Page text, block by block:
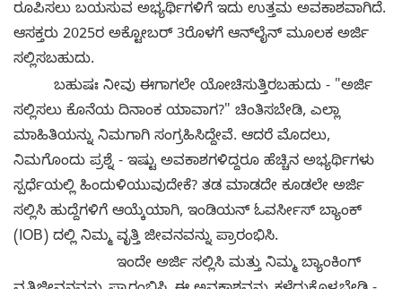
ರೂಪಿಸಲು ಬಯಸುವ ಅಭ್ಯರ್ಥಿಗಳಿಗೆ ಇದು ಉತ್ತಮ ಅವಕಾಶವಾಗಿದೆ.
ಆಸಕ್ತರು 2025ರ ಅಕ್ಟೋಬರ್ 3ರೊಳಗೆ ಆನ್‌ಲೈನ್ ಮೂಲಕ ಅರ್ಜಿ
ಸಲ್ಲಿಸಬಹುದು.
ಬಹುಷಃ ನೀವು ಈಗಾಗಲೇ ಯೋಚಿಸುತ್ತಿರಬಹುದು - "ಅರ್ಜಿ
ಸಲ್ಲಿಸಲು ಕೊನೆಯ ದಿನಾಂಕ ಯಾವಾಗ?" ಚಿಂತಿಸಬೇಡಿ, ಎಲ್ಲಾ
ಮಾಹಿತಿಯನ್ನು ನಿಮಗಾಗಿ ಸಂಗ್ರಹಿಸಿದ್ದೇವೆ. ಆದರೆ ಮೊದಲು,
ನಿಮಗೊಂದು ಪ್ರಶ್ನೆ - ಇಷ್ಟು ಅವಕಾಶಗಳಿದ್ದರೂ ಹೆಚ್ಚಿನ ಅಭ್ಯರ್ಥಿಗಳು
ಸ್ಪರ್ಧೆಯಲ್ಲಿ ಹಿಂದುಳಿಯುವುದೇಕೆ? ತಡ ಮಾಡದೇ ಕೂಡಲೇ ಅರ್ಜಿ
ಸಲ್ಲಿಸಿ ಹುದ್ದೆಗಳಿಗೆ ಆಯ್ಕೆಯಾಗಿ, ಇಂಡಿಯನ್ ಓವರ್ಸೀಸ್ ಬ್ಯಾಂಕ್‌
(IOB) ದಲ್ಲಿ ನಿಮ್ಮ ವೃತ್ತಿ ಜೀವನವನ್ನು ಪ್ರಾರಂಭಿಸಿ.
ಇಂದೇ ಅರ್ಜಿ ಸಲ್ಲಿಸಿ ಮತ್ತು ನಿಮ್ಮ ಬ್ಯಾಂಕಿಂಗ್